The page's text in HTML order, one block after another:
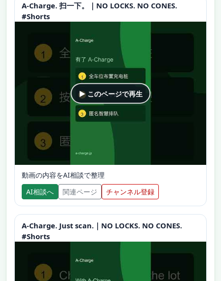
A-Charge. 扫一下。｜NO LOCKS. NO CONES.
#Shorts
▶ このページで再生
動画の内容をAI相談で整理
AI相談へ
関連ページ チャンネル登録
A-Charge. Just scan.｜NO LOCKS. NO CONES.
#Shorts